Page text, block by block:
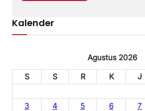
Kalender
Agustus 2026
S
S R K J
3
4 5 6 7